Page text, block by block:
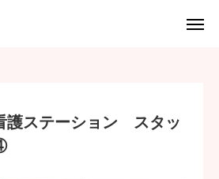
護ステーション スタッ